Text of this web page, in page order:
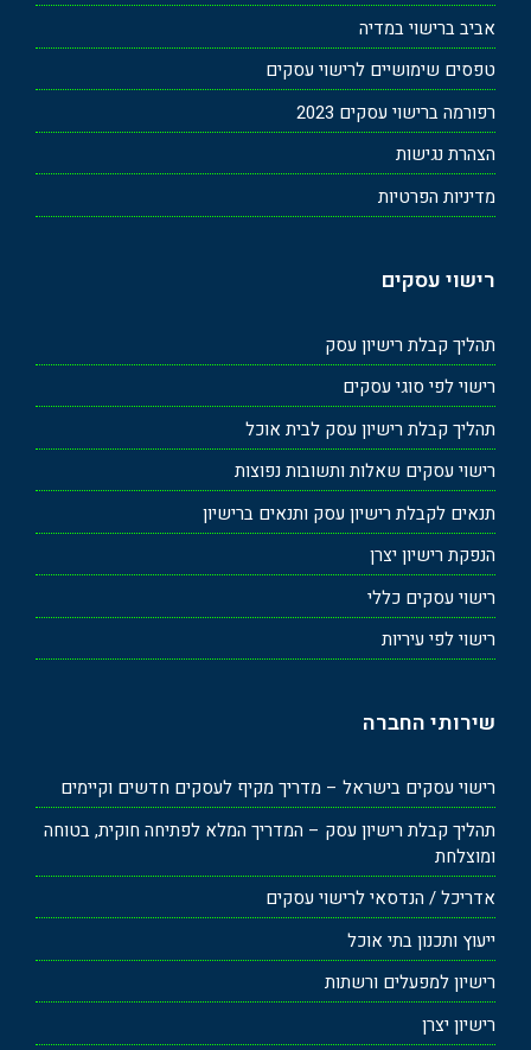
אביב ברישוי במדיה
טפסים שימושיים לרישוי עסקים
רפורמה ברישוי עסקים 2023
הצהרת נגישות
מדיניות הפרטיות
רישוי עסקים
תהליך קבלת רישיון עסק
רישוי לפי סוגי עסקים
תהליך קבלת רישיון עסק לבית אוכל
רישוי עסקים שאלות ותשובות נפוצות
תנאים לקבלת רישיון עסק ותנאים ברישיון
הנפקת רישיון יצרן
רישוי עסקים כללי
רישוי לפי עיריות
שירותי החברה
רישוי עסקים בישראל – מדריך מקיף לעסקים חדשים וקיימים
תהליך קבלת רישיון עסק – המדריך המלא לפתיחה חוקית, בטוחה
ומוצלחת
אדריכל / הנדסאי לרישוי עסקים
ייעוץ ותכנון בתי אוכל
רישיון למפעלים ורשתות
רישיון יצרן